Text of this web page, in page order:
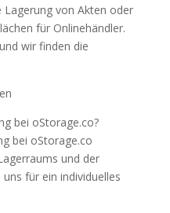
Lagerung von Akten oder
für Onlinehändler.
wir finden die
bei oStorage.co?
bei oStorage.co
und der
für ein individuelles